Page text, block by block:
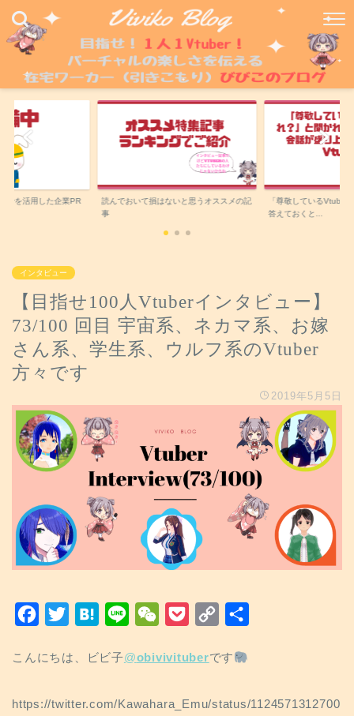
を活用した企業PR
読んでおいて損はないと思うオススメの記
事
「尊敬しているVtuber
答えておくと...
インタビュー
【目指せ100人Vtuberインタビュー】
73/100 回目 宇宙系、ネカマ系、お嫁
さん系、学生系、ウルフ系のVtuber
方々です
2019年5月5日
c
b
i
t
H
t
n
n
W
C
a
c
e
p
L
こんにちは、ビビ子@obivivituberです
https://twitter.com/Kawahara_Emu/status/1124571312700